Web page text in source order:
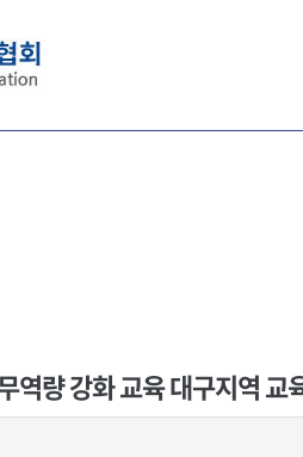
역량 강화 교육 대구지역 교